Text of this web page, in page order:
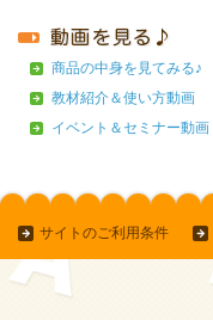
商品の中身を見てみる♪
教材紹介＆使い方動画
イベント＆セミナー動画
サイトのご利用条件